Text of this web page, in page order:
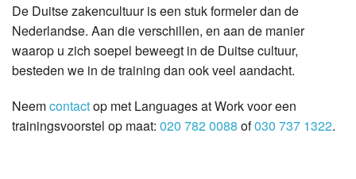
De Duitse zakencultuur is een stuk formeler dan de
Nederlandse. Aan die verschillen, en aan de manier
waarop u zich soepel beweegt in de Duitse cultuur,
besteden we in de training dan ook veel aandacht.
Neemcontactop met Languages at Work voor een
trainingsvoorstel op maat: 020 782 0088 of030 737 1322.